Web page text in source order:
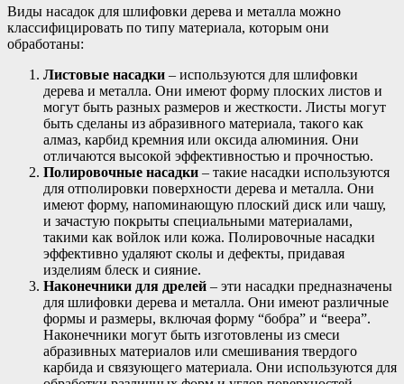
Виды насадок для шлифовки дерева и металла можно
классифицировать по типу материала, которым они
обработаны:
Листовые насадки – используются для шлифовки
дерева и металла. Они имеют форму плоских листов и
могут быть разных размеров и жесткости. Листы могут
быть сделаны из абразивного материала, такого как
алмаз, карбид кремния или оксида алюминия. Они
отличаются высокой эффективностью и прочностью.
Полировочные насадки – такие насадки используются
для отполировки поверхности дерева и металла. Они
имеют форму, напоминающую плоский диск или чашу,
и зачастую покрыты специальными материалами,
такими как войлок или кожа. Полировочные насадки
эффективно удаляют сколы и дефекты, придавая
изделиям блеск и сияние.
Наконечники для дрелей – эти насадки предназначены
для шлифовки дерева и металла. Они имеют различные
формы и размеры, включая форму “бобра” и “веера”.
Наконечники могут быть изготовлены из смеси
абразивных материалов или смешивания твердого
карбида и связующего материала. Они используются для